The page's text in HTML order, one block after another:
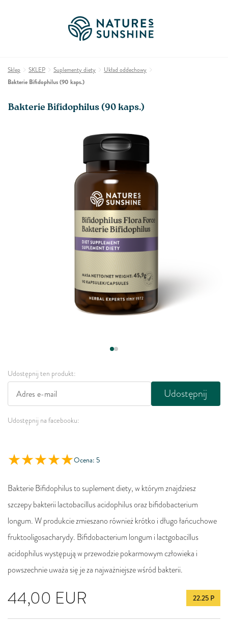
Sklep SKLEP Suplementy diety
Układ oddechowy
Bakterie Bifidophilus (90 kaps.)
Bakterie Bifidophilus (90 kaps.)
Udostępnij ten produkt:
Udostępnij
Udostępnij na facebooku:
Ocena: 5
44,00 EUR 22.25 P
Bakterie Bifidophilus to suplement diety, w którym znajdziesz
szczepy bakterii lactobacillus acidophilus oraz bifidobacterium
longum. W produkcie zmieszano również krótko i długo łańcuchowe
fruktooligosacharydy. Bifidobacterium longum i lactgobacillus
acidophilus występują w przewodzie pokarmowym człowieka i
powszechnie uważa się je za najważniejsze wśród bakterii.